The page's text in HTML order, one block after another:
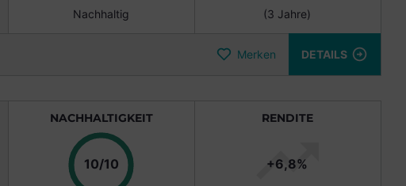
Nachhaltig (3 Jahre)
Merken DETAILS
NACHHALTIGKEIT
10/10
RENDITE
+6,8%